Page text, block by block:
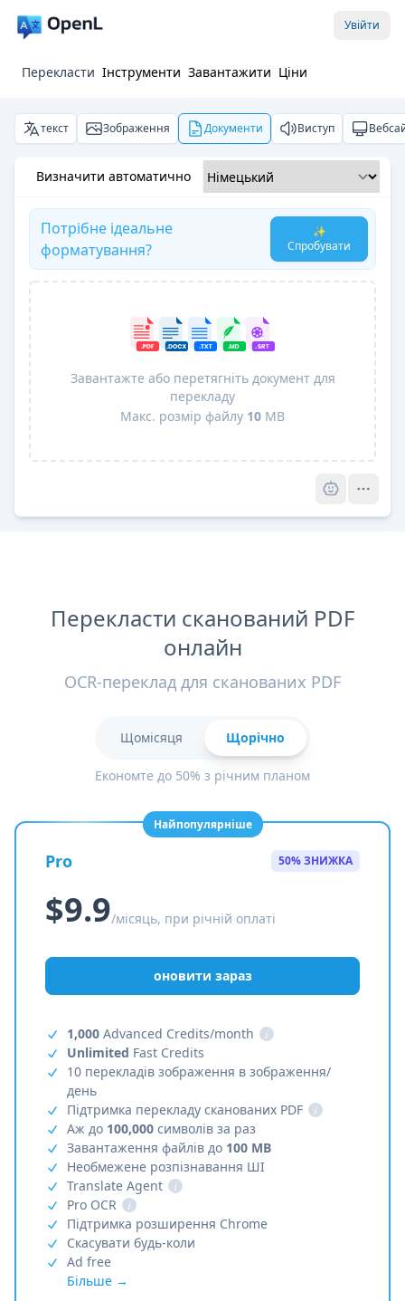
Увійти
Перекласти Інструменти Завантажити Ціни
текст Зображення Документи Виступ
Визначити автоматично
Потрібне ідеальне
форматування?
✨
Спробувати
Завантажте або перетягніть документ для
перекладу
Макс. розмір файлу 10 MB
Перекласти сканований PDF
онлайн
OCR-переклад для сканованих PDF
Щомісяця Щорічно
Економте до 50% з річним планом
Найпопулярніше
Pro 50% ЗНИЖКА
$9.9/місяць, при річній оплаті
оновити зараз
1,000 Advanced Credits/month
i
Unlimited Fast Credits
10 перекладів зображення в зображення/
день
Підтримка перекладу сканованих PDF
i
Аж до 100,000 символів за раз
Завантаження файлів до 100 MB
Необмежене розпізнавання ШІ
Translate Agent
i
Pro OCR
i
Підтримка розширення Chrome
Скасувати будь-коли
Ad free
Більше →